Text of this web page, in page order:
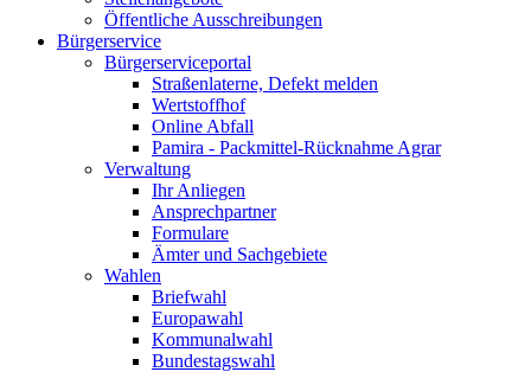
Öffentliche Ausschreibungen
Bürgerservice
Bürgerserviceportal
Straßenlaterne, Defekt melden
Wertstoffhof
Online Abfall
Pamira - Packmittel-Rücknahme Agrar
Verwaltung
Ihr Anliegen
Ansprechpartner
Formulare
Ämter und Sachgebiete
Wahlen
Briefwahl
Europawahl
Kommunalwahl
Bundestagswahl